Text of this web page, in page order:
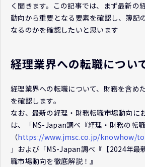
く聞きます。この記事では、まず最新の
動向から重要となる要素を確認し、簿記
なるのかを確認したいと思います
経理業界への転職につい
経理業界への転職について、財務を含め
を確認します。
なお、最新の経理・財務転職市場動向に
は、「MS-Japan調べ『経理・財務の転
（https://www.jmsc.co.jp/knowhow/
」および「MS-Japan調べ『【2024年最
職市場動向を徹底解説！』